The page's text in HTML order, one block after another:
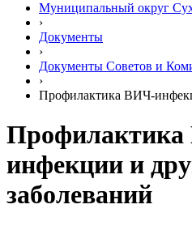
Муниципальный округ
›
Документы
›
Документы Советов и
›
Профилактика ВИЧ-
инфекции и
заболеваний